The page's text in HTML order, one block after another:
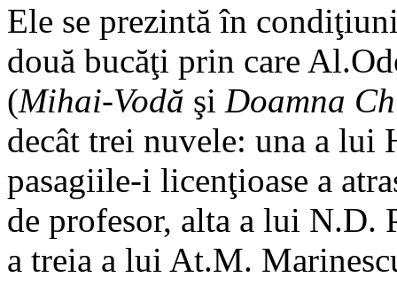
Ele se prezintă în
două bucăţi prin care
(Mihai-Vodă şi Doamna
decât trei nuvele: una a lui
pasagiile-i licenţioase a
de profesor, alta a lui N.D.
a treia a lui At.M.